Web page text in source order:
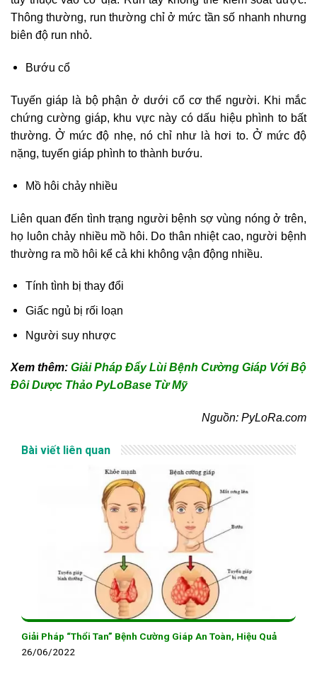
Thông thường, run thường chỉ ở mức tần số nhanh nhưng
biên độ run nhỏ.
Bướu cổ
Tuyến giáp là bộ phận ở dưới cổ cơ thể người. Khi mắc
chứng cường giáp, khu vực này có dấu hiệu phình to bất
thường. Ở mức độ nhẹ, nó chỉ như là hơi to. Ở mức độ
nặng, tuyến giáp phình to thành bướu.
Mồ hôi chảy nhiều
Liên quan đến tình trạng người bệnh sợ vùng nóng ở trên,
họ luôn chảy nhiều mồ hôi. Do thân nhiệt cao, người bệnh
thường ra mồ hôi kể cả khi không vận động nhiều.
Tính tình bị thay đổi
Giấc ngủ bị rối loạn
Người suy nhược
Xem thêm: Giải Pháp Đẩy Lùi Bệnh Cường Giáp Với Bộ
Đôi Dược Thảo PyLoBase Từ Mỹ
Nguồn: PyLoRa.com
Bài viết liên quan
Giải Pháp “Thổi Tan” Bệnh Cường Giáp An Toàn, Hiệu Quả
26/06/2022